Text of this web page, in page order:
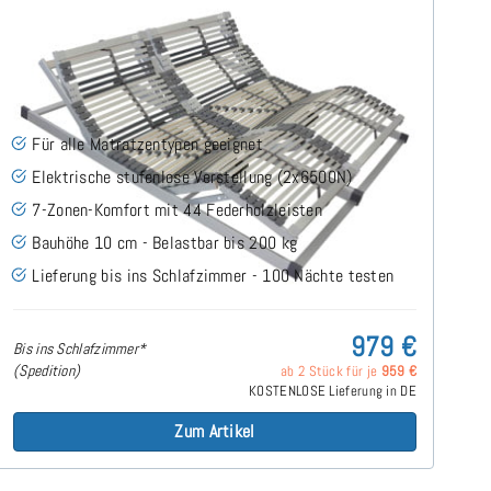
Nimbo 44 EKFV - Lattenrost 180x200 cm
(2x90x200)
(66)
Für alle Matratzentypen geeignet
Elektrische stufenlose Verstellung (2x6500N)
7-Zonen-Komfort mit 44 Federholzleisten
Bauhöhe 10 cm - Belastbar bis 200 kg
Lieferung bis ins Schlafzimmer - 100 Nächte testen
Bis ins Schlafzimmer*
(Spedition)
979 €
ab 2 Stück für je 959 €
KOSTENLOSE Lieferung in DE
Zum Artikel